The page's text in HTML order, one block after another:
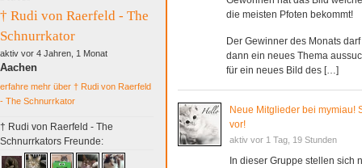
† Rudi von Raerfeld - The
Schnurrkator
aktiv vor 4 Jahren, 1 Monat
Aachen
erfahre mehr über † Rudi von Raerfeld
- The Schnurrkator
† Rudi von Raerfeld - The
Schnurrkators Freunde:
die meisten Pfoten bekommt!
Der Gewinner des Monats darf
dann ein neues Thema
für ein neues Bild des […]
Neue Mitglieder bei mymiau!
vor!
aktiv vor 1 Tag, 19 Stunden
In dieser Gruppe stellen sich